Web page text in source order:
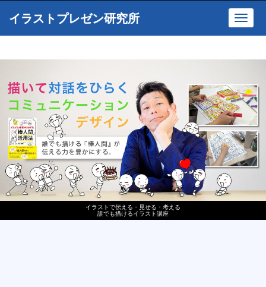
イラストで伝える・見せる・考える
誰でも描けるイラスト講座
イラストプレゼン研究所